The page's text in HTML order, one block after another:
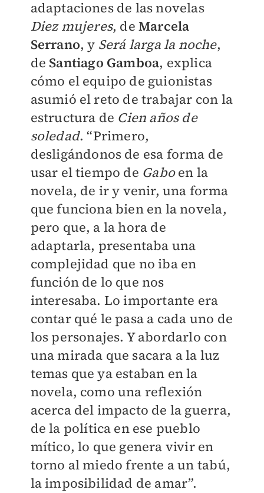
adaptaciones de las novelas
Diez mujeres, de Marcela
Serrano, y Será larga la noche,
de Santiago Gamboa, explica
cómo el equipo de guionistas
asumió el reto de trabajar con la
estructura de Cien años de
soledad. “Primero,
desligándonos de esa forma de
usar el tiempo de Gaboen la
novela, de ir y venir, una forma
que funciona bien en la novela,
pero que, a la hora de
adaptarla, presentaba una
complejidad que no iba en
función de lo que nos
interesaba. Lo importante era
contar qué le pasa a cada uno de
los personajes. Y abordarlo con
una mirada que sacara a la luz
temas que ya estaban en la
novela, como una reflexión
acerca del impacto de la guerra,
de la política en ese pueblo
mítico, lo que genera vivir en
torno al miedo frente a un tabú,
la imposibilidad de amar”.